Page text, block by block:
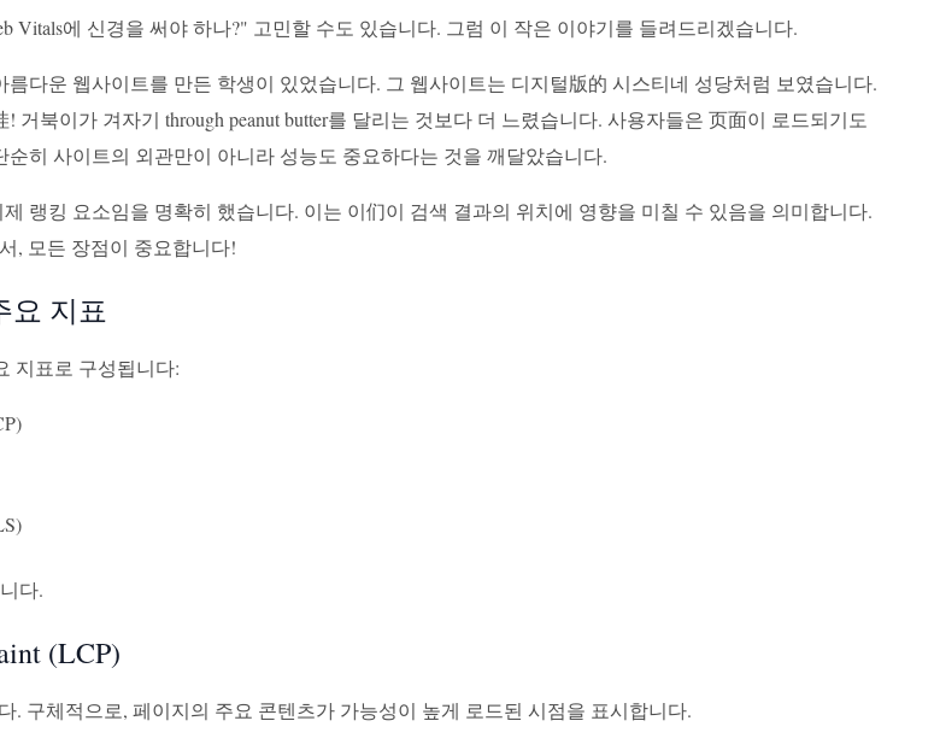
Vitals에 신경을 써야 하나?" 고민할 수도 있습니다. 그럼 이 작은 이야기를 들려드리겠습니다.
다운 웹사이트를 만든 학생이 있었습니다. 그 웹사이트는 디지털版的 시스티네 성당처럼 보였습니다.
거북이가 겨자기 through peanut butter를 달리는 것보다 더 느렸습니다. 사용자들은 页面이 로드되기도
순히 사이트의 외관만이 아니라 성능도 중요하다는 것을 깨달았습니다.
제 랭킹 요소임을 명확히 했습니다. 이는 이们이 검색 결과의 위치에 영향을 미칠 수 있음을 의미합니다.
, 모든 장점이 중요합니다!
요 지표
지표로 구성됩니다:
다.
(LCP)
. 구체적으로, 페이지의 주요 콘텐츠가 가능성이 높게 로드된 시점을 표시합니다.